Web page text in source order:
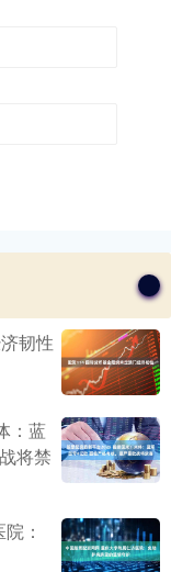
韧性
：蓝
将禁
：